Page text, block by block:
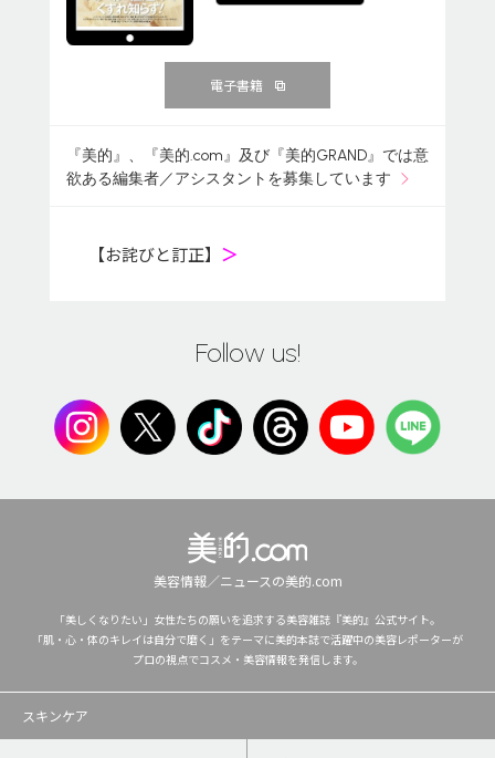
電子書籍
『美的』、『美的.com』及び『美的GRAND』では意
欲ある編集者／アシスタントを募集しています
【お詫びと訂正】 ＞
Follow us!
美容情報／ニュースの美的.com
「美しくなりたい」女性たちの願いを追求する美容雑誌『美的』公式サイト。
「肌・心・体のキレイは自分で磨く」をテーマに美的本誌で活躍中の美容レポーターが
プロの視点でコスメ・美容情報を発信します。
スキンケア